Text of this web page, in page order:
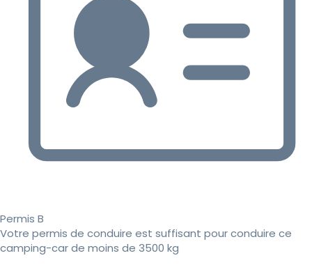
Permis B
Votre permis de conduire est suffisant pour conduire ce
camping-car de moins de 3500 kg